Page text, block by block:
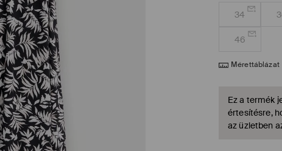
34
46
Mérettáblázat
Ez a termék
értesítésre,
az üzletben